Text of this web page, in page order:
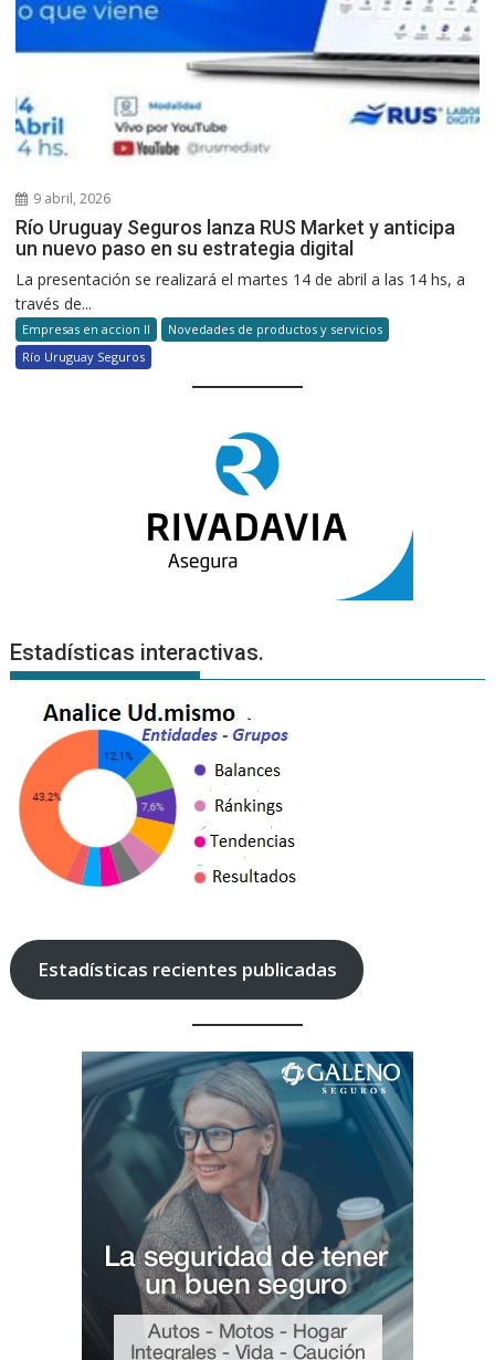
9 abril, 2026
Río Uruguay Seguros lanza RUS Market y anticipa
un nuevo paso en su estrategia digital
La presentación se realizará el martes 14 de abril a las 14 hs, a
través de...
Empresas en accion II
Novedades de productos y servicios
Río Uruguay Seguros
Estadísticas interactivas.
Estadísticas recientes publicadas